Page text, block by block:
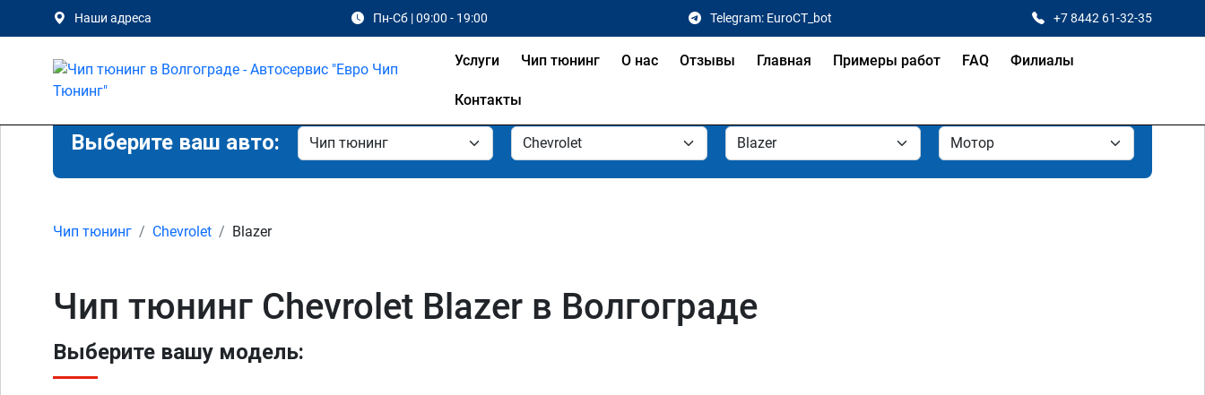
Наши адреса Пн-Сб | 09:00 - 19:00 Telegram: EuroCT_bot +7 8442 61-32-35
Услуги Чип тюнинг О нас Отзывы Главная Примеры работ FAQ Филиалы
Контакты
Выберите ваш авто:
Чип тюнинг Chevrolet Blazer
Чип тюнинг Chevrolet Blazer в Волгограде
Выберите вашу модель: